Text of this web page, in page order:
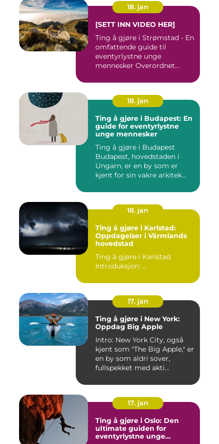
18. jan
[SETT INN VIDEO HER]
Ting å gjøre i Strømstad - En
omfattende guide til
eventyrlystne unge
mennesker Overordnet
18. jan
Ting å gjøre i Budapest: En
guide for eventyrlystne
unge mennesker
Ting å gjøre i Budapest
Budapest, hovedstaden i
Ungarn, er en by som er
kjent for sin vakre arkitek...
18. jan
Ting å gjøre i Karlstad:
Oppdagelser i Värmlands
hovedstad
Ting å gjøre i Karlstad
Introduksjon: ...
17. jan
Ting å gjøre i New York:
Oppdag Big Apple
Intro: New York City, også
kjent som "The Big Apple," er
en by som aldri sover,
fullspekket med akti...
17. jan
Ting å gjøre i Oslo: Den
ultimate guiden for
eventyrlystne unge